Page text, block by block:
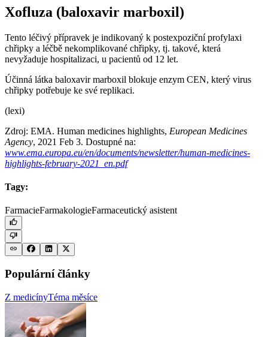
Xofluza (baloxavir marboxil)
Tento léčivý přípravek je indikovaný k postexpoziční profylaxi
chřipky a léčbě nekomplikované chřipky, tj. takové, která
nevyžaduje hospitalizaci, u pacientů od 12 let.
Účinná látka baloxavir marboxil blokuje enzym CEN, který virus
chřipky potřebuje ke své replikaci.
(lexi)
Zdroj: EMA. Human medicines highlights, European Medicines
Agency, 2021 Feb 3. Dostupné na:
www.ema.europa.eu/en/documents/newsletter/human-medicines-
highlights-february-2021_en.pdf
Tagy:
FarmacieFarmakologieFarmaceutický asistent
Populární články
Z medicínyTéma měsíce